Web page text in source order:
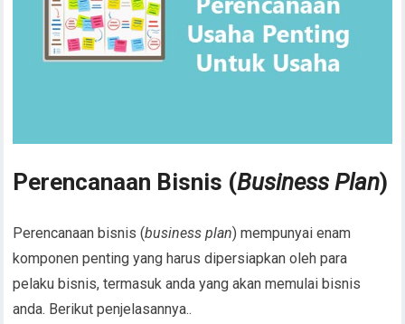
Perencanaan Bisnis (Business Plan)
Perencanaan bisnis (business plan) mempunyai enam
komponen penting yang harus dipersiapkan oleh para
pelaku bisnis, termasuk anda yang akan memulai bisnis
anda. Berikut penjelasannya..